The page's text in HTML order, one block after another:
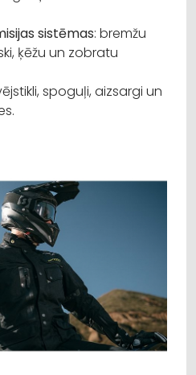
sistēmas: bremžu
ķēžu un zobratu
spoguļi, aizsargi un